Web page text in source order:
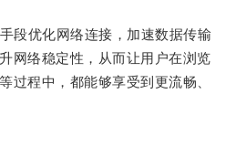
优化网络连接，加速数据传输
网络稳定性，从而让用户在浏览
过程中，都能够享受到更流畅、